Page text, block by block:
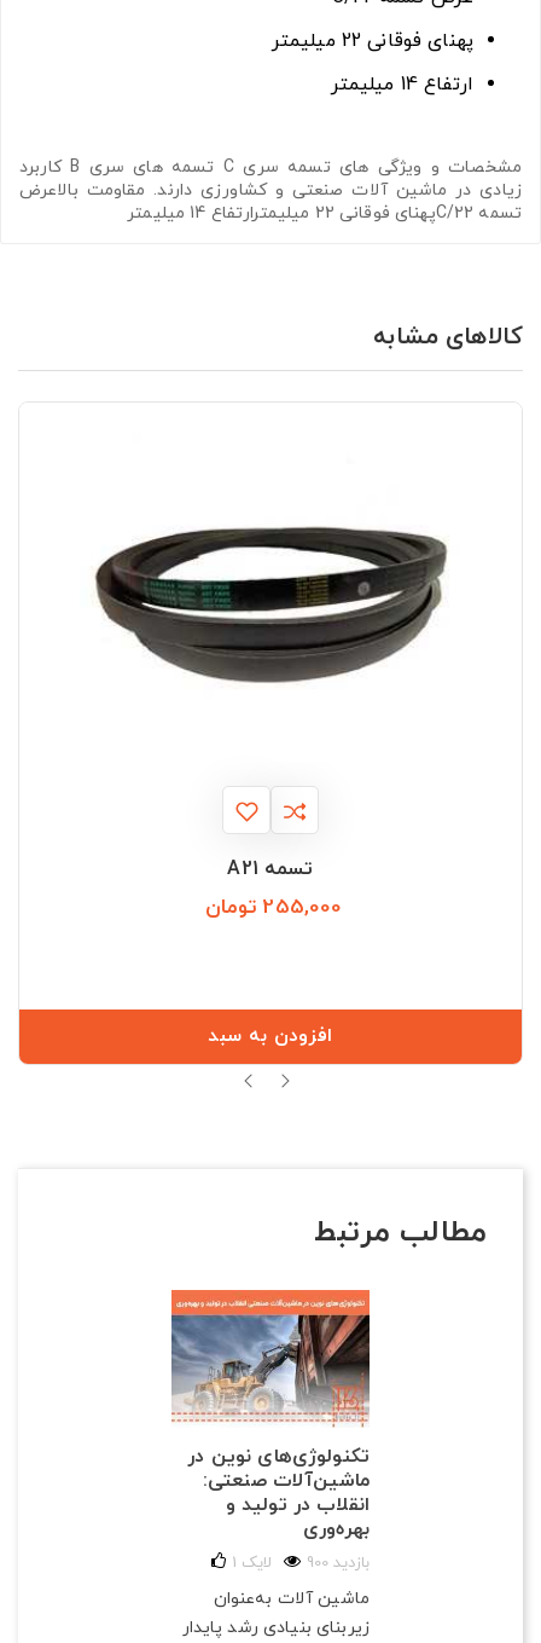
پهنای فوقانی 22 میلیمتر
ارتفاع 14 میلیمتر
مشخصات و ویژگی های تسمه سری C تسمه های سری B کاربرد
زیادی در ماشین آلات صنعتی و کشاورزی دارند. مقاومت بالاعرض
تسمه C/22پهنای فوقانی 22 میلیمترارتفاع 14 میلیمتر
کالاهای مشابه
تسمه A21
255,000 تومان
افزودن به سبد
مطالب مرتبط
تکنولوژی‌های نوین در
ماشین‌آلات صنعتی:
انقلاب در تولید و
بهره‌وری
900 بازدید 1 لایک
ماشین آلات به‌عنوان
زیربنای بنیادی رشد پایدار